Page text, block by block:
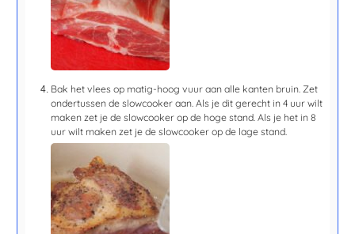
Bak het vlees op matig-hoog vuur aan alle kanten bruin. Zet
ondertussen de slowcooker aan. Als je dit gerecht in 4 uur wilt
maken zet je de slowcooker op de hoge stand. Als je het in 8
uur wilt maken zet je de slowcooker op de lage stand.